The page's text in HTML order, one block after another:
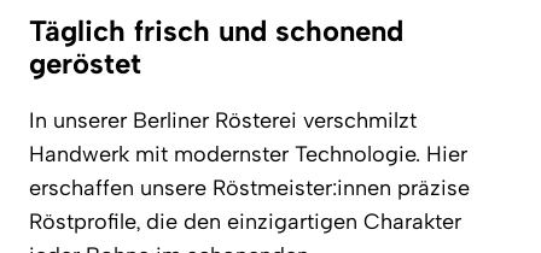
Täglich frisch und schonend
geröstet
In unserer Berliner Rösterei verschmilzt
Handwerk mit modernster Technologie. Hier
erschaffen unsere Röstmeister:innen präzise
Röstprofile, die den einzigartigen Charakter